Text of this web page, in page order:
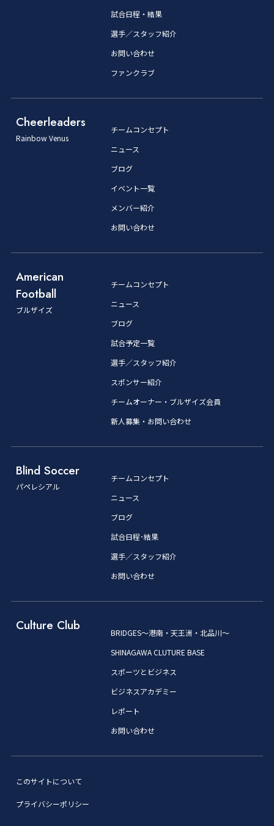
試合日程・結果
選手／スタッフ紹介
お問い合わせ
ファンクラブ
Cheerleaders
Rainbow Venus
チームコンセプト
ニュース
ブログ
イベント一覧
メンバー紹介
お問い合わせ
American
Football
ブルザイズ
チームコンセプト
ニュース
ブログ
試合予定一覧
選手／スタッフ紹介
スポンサー紹介
チームオーナー・ブルザイズ会員
新人募集・お問い合わせ
Blind Soccer
パペレシアル
チームコンセプト
ニュース
ブログ
試合日程･結果
選手／スタッフ紹介
お問い合わせ
Culture Club
BRIDGES～港南・天王洲・北品川～
SHINAGAWA CLUTURE BASE
スポーツとビジネス
ビジネスアカデミー
レポート
お問い合わせ
このサイトについて
プライバシーポリシー